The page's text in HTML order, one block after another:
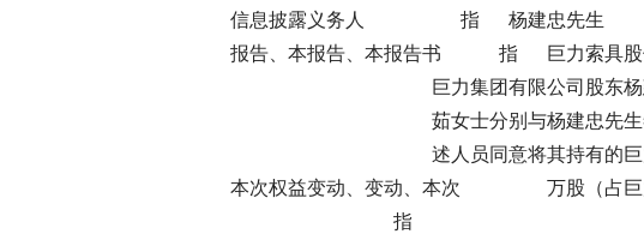
信息披露义务人 指 杨建忠先生
报告、本报告、本报告书 指 巨力索具股份
巨力集团有限公司股东杨建国先
茹女士分别与杨建忠先生签署了
述人员同意将其持有的巨力集团
本次权益变动、变动、本次 万股（占巨力
指